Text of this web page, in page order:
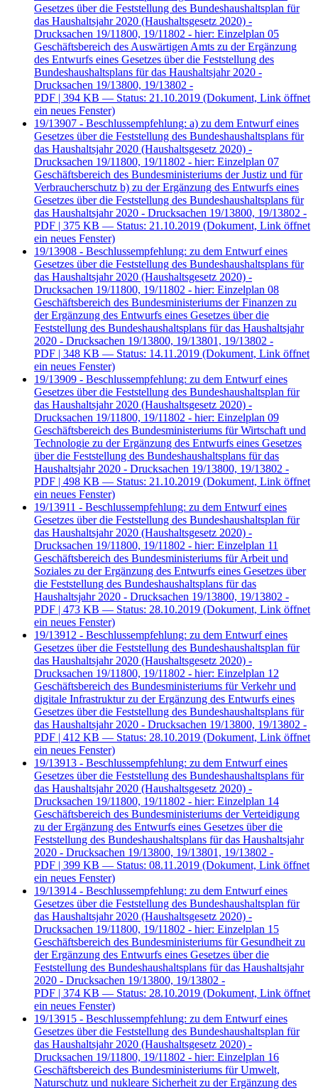
Gesetzes über die Feststellung des Bundeshaushaltsplan für
das Haushaltsjahr 2020 (Haushaltsgesetz 2020) -
Drucksachen 19/11800, 19/11802 - hier: Einzelplan 05
Geschäftsbereich des Auswärtigen Amts zu der Ergänzung
des Entwurfs eines Gesetzes über die Feststellung des
Bundeshaushaltsplans für das Haushaltsjahr 2020 -
Drucksachen 19/13800, 19/13802 -
PDF | 394 KB — Status: 21.10.2019 (Dokument, Link öffnet
ein neues Fenster)
19/13907 - Beschlussempfehlung: a) zu dem Entwurf eines
Gesetzes über die Feststellung des Bundeshaushaltsplans für
das Haushaltsjahr 2020 (Haushaltsgesetz 2020) -
Drucksachen 19/11800, 19/11802 - hier: Einzelplan 07
Geschäftsbereich des Bundesministeriums der Justiz und für
Verbraucherschutz b) zu der Ergänzung des Entwurfs eines
Gesetzes über die Feststellung des Bundeshaushaltsplans für
das Haushaltsjahr 2020 - Drucksachen 19/13800, 19/13802 -
PDF | 375 KB — Status: 21.10.2019 (Dokument, Link öffnet
ein neues Fenster)
19/13908 - Beschlussempfehlung: zu dem Entwurf eines
Gesetzes über die Feststellung des Bundeshaushaltsplans für
das Haushaltsjahr 2020 (Haushaltsgesetz 2020) -
Drucksachen 19/11800, 19/11802 - hier: Einzelplan 08
Geschäftsbereich des Bundesministeriums der Finanzen zu
der Ergänzung des Entwurfs eines Gesetzes über die
Feststellung des Bundeshaushaltsplans für das Haushaltsjahr
2020 - Drucksachen 19/13800, 19/13801, 19/13802 -
PDF | 348 KB — Status: 14.11.2019 (Dokument, Link öffnet
ein neues Fenster)
19/13909 - Beschlussempfehlung: zu dem Entwurf eines
Gesetzes über die Feststellung des Bundeshaushaltsplan für
das Haushaltsjahr 2020 (Haushaltsgesetz 2020) -
Drucksachen 19/11800, 19/11802 - hier: Einzelplan 09
Geschäftsbereich des Bundesministeriums für Wirtschaft und
Technologie zu der Ergänzung des Entwurfs eines Gesetzes
über die Feststellung des Bundeshaushaltsplans für das
Haushaltsjahr 2020 - Drucksachen 19/13800, 19/13802 -
PDF | 498 KB — Status: 21.10.2019 (Dokument, Link öffnet
ein neues Fenster)
19/13911 - Beschlussempfehlung: zu dem Entwurf eines
Gesetzes über die Feststellung des Bundeshaushaltsplan für
das Haushaltsjahr 2020 (Haushaltsgesetz 2020) -
Drucksachen 19/11800, 19/11802 - hier: Einzelplan 11
Geschäftsbereich des Bundesministeriums für Arbeit und
Soziales zu der Ergänzung des Entwurfs eines Gesetzes über
die Feststellung des Bundeshaushaltsplans für das
Haushaltsjahr 2020 - Drucksachen 19/13800, 19/13802 -
PDF | 473 KB — Status: 28.10.2019 (Dokument, Link öffnet
ein neues Fenster)
19/13912 - Beschlussempfehlung: zu dem Entwurf eines
Gesetzes über die Feststellung des Bundeshaushaltsplan für
das Haushaltsjahr 2020 (Haushaltsgesetz 2020) -
Drucksachen 19/11800, 19/11802 - hier: Einzelplan 12
Geschäftsbereich des Bundesministeriums für Verkehr und
digitale Infrastruktur zu der Ergänzung des Entwurfs eines
Gesetzes über die Feststellung des Bundeshaushaltsplans für
das Haushaltsjahr 2020 - Drucksachen 19/13800, 19/13802 -
PDF | 412 KB — Status: 28.10.2019 (Dokument, Link öffnet
ein neues Fenster)
19/13913 - Beschlussempfehlung: zu dem Entwurf eines
Gesetzes über die Feststellung des Bundeshaushaltsplans für
das Haushaltsjahr 2020 (Haushaltsgesetz 2020) -
Drucksachen 19/11800, 19/11802 - hier: Einzelplan 14
Geschäftsbereich des Bundesministeriums der Verteidigung
zu der Ergänzung des Entwurfs eines Gesetzes über die
Feststellung des Bundeshaushaltsplans für das Haushaltsjahr
2020 - Drucksachen 19/13800, 19/13801, 19/13802 -
PDF | 399 KB — Status: 08.11.2019 (Dokument, Link öffnet
ein neues Fenster)
19/13914 - Beschlussempfehlung: zu dem Entwurf eines
Gesetzes über die Feststellung des Bundeshaushaltsplan für
das Haushaltsjahr 2020 (Haushaltsgesetz 2020) -
Drucksachen 19/11800, 19/11802 - hier: Einzelplan 15
Geschäftsbereich des Bundesministeriums für Gesundheit zu
der Ergänzung des Entwurfs eines Gesetzes über die
Feststellung des Bundeshaushaltsplans für das Haushaltsjahr
2020 - Drucksachen 19/13800, 19/13802 -
PDF | 374 KB — Status: 28.10.2019 (Dokument, Link öffnet
ein neues Fenster)
19/13915 - Beschlussempfehlung: zu dem Entwurf eines
Gesetzes über die Feststellung des Bundeshaushaltsplan für
das Haushaltsjahr 2020 (Haushaltsgesetz 2020) -
Drucksachen 19/11800, 19/11802 - hier: Einzelplan 16
Geschäftsbereich des Bundesministeriums für Umwelt,
Naturschutz und nukleare Sicherheit zu der Ergänzung des